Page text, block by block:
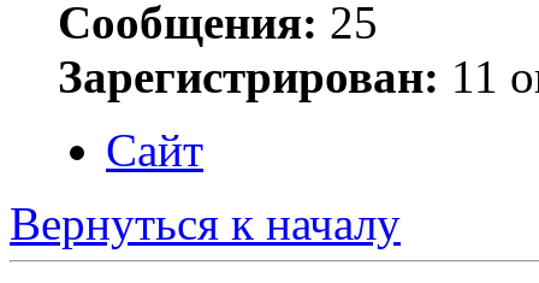
Сообщения: 25
Зарегистрирован: 11
Сайт
Вернуться к началу